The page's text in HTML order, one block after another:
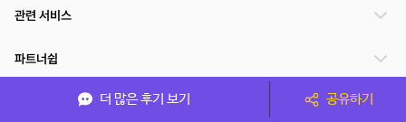
더 많은 후기 보기 공유하기
관련 서비스
파트너쉽
서비스 제공 국가